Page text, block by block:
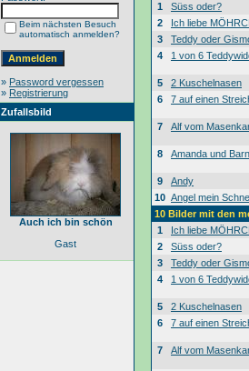
Beim nächsten Besuch
automatisch anmelden?
» Password vergessen
» Registrierung
Zufallsbild
Auch ich bin schön
Gast
1
Süss oder?
2
Ich liebe
3
Teddy oder
4
1 von 6
5
2 Kuschelnasen
6
7 auf einen
7 Alf vom
8 Amanda und
9
Andy
10 Angel mein
10 Bilder mit den
1
Ich liebe
2
Süss oder?
3
Teddy oder
4
1 von 6
5
2 Kuschelnasen
6
7 auf einen
7 Alf vom